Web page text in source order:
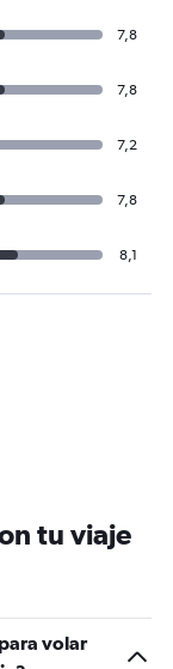
7,8
7,8
7,2
7,8
8,1
tu viaje
volar